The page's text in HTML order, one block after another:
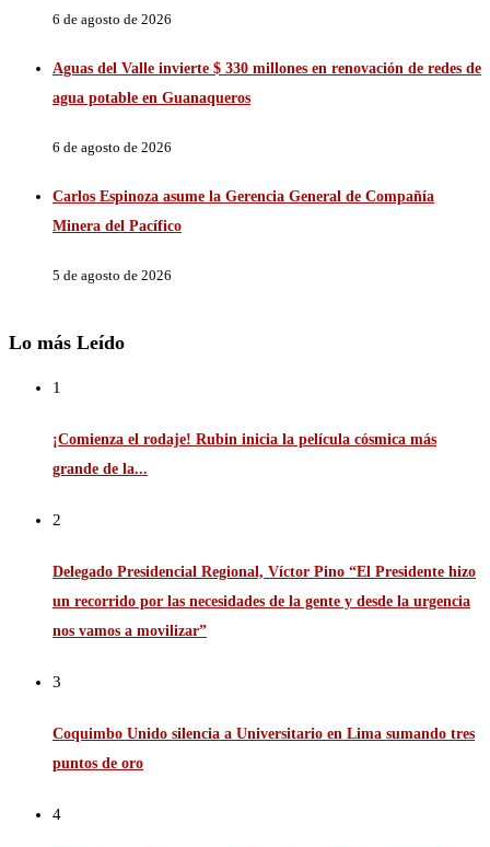
6 de agosto de 2026
Aguas del Valle invierte $ 330 millones en renovación de redes de
agua potable en Guanaqueros
6 de agosto de 2026
Carlos Espinoza asume la Gerencia General de Compañía
Minera del Pacífico
5 de agosto de 2026
Lo más Leído
1
¡Comienza el rodaje! Rubin inicia la película cósmica más
grande de la...
2
Delegado Presidencial Regional, Víctor Pino “El Presidente hizo
un recorrido por las necesidades de la gente y desde la urgencia
nos vamos a movilizar”
3
Coquimbo Unido silencia a Universitario en Lima sumando tres
puntos de oro
4